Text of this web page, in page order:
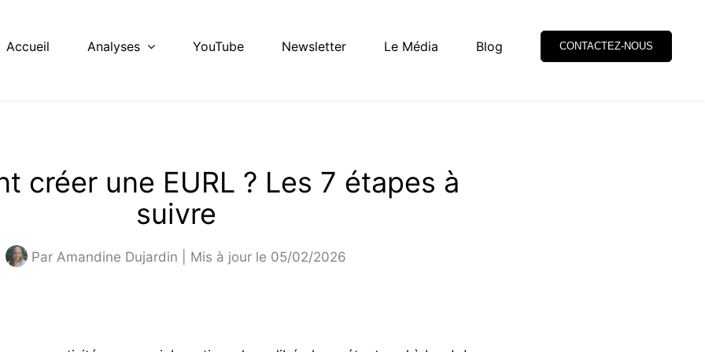
Accueil Analyses YouTube Newsletter Le Média Blog CONTACTEZ-NOUS
créer une EURL ? Les 7 étapes à
suivre
Par Amandine Dujardin | Mis à jour le 05/02/2026